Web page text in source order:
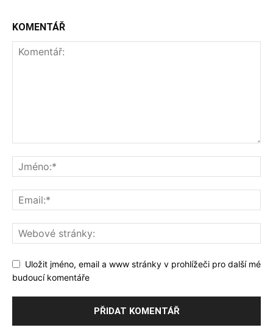
KOMENTÁŘ
Uložit jméno, email a www stránky v prohlížeči pro další mé
budoucí komentáře